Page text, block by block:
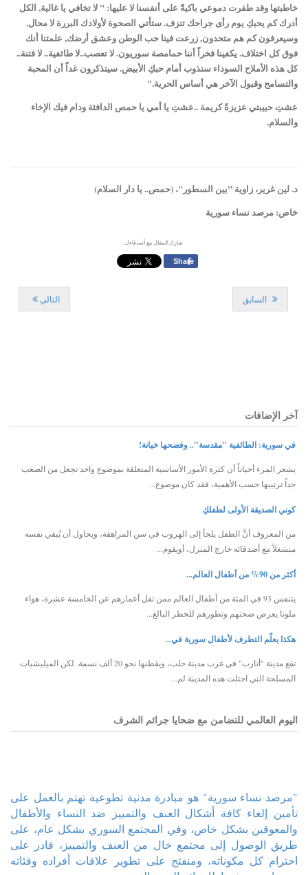
خاطبتها وقد طفرت دموعي باكيةً على أنفسنا لا عليها: " لا تخافي يا غالية, الكل
أدرك كم يحبكِ يوم رأى جراحك تنزف. ستأتي الصحوة لأولادك البررة لا محال,
وسيعرفون كم هم متحدون, زرعت فينا حب الوطن وعشق أرضك, علمتنا أنك
فوق كل اختلاف. يكفينا فخراً أننا حمامصة سوريون. لا تعصب..لا طائفية.. لا فتنة..
كل هذه الأملاح السوداء ستذوب أمام حبكِ الأبيض. سيتذكرون غداً أن المحبة
والتسامح وقبول الآخر هي أساس الحرية."
عشتِ حبيبتي عزيزةً كريمة ..عشتِ يا أمي يا حمص الدافئة ودام فيك الإخاء
والسلام.
د. لين غرير، زاوية "بين السطور"، (حمص.. يا دار السلام)
خاص: مرصد نساء سورية
شارك المقال مع أصدقاءك..
f
Share
السابق التالي
آخر الإضافات
في سورية: الطائفية "مقدسة".. وفضحها خيانة!
يشعر المرء أحياناً أن كثرة الأمور الأساسية المتعلقة بموضوع واحد تجعل من الصعب
جداً ترتيبها حسب الأهمية، فقد كان موضوع...
كوني الصديقة الأولى لطفلكِ
من المعروف أنَّ الطفل يلجأ إلى الهروب في سن المراهقة، ويحاول أن يُبقي نفسه
منشغلاً مع أصدقائه خارج المنزل، أويقوم...
أكثر من 90% من أطفال العالم...
يتنفس 93 في المئة من أطفال العالم ممن تقل أعمارهم عن الخامسة عشرة، هواء
ملوثا يعرض صحتهم وتطورهم للخطر البالغ...
هكذا يعلّم التطرف لأطفال سورية في...
تقع مدينة "أتارب" في غرب مدينة حلب، ويقطنها نحو 20 ألف نسمة. لكن الميليشيات
المسلحة التي احتلت هذه المدينة لم...
اليوم العالمي للتضامن مع ضحايا جرائم الشرف
"مرصد نساء سورية" هو مبادرة مدنية تطوعية تهتم بالعمل على
تأمين إلغاء كافة أشكال العنف والتمييز ضد النساء والأطفال
والمعوقين بشكل خاص، وفي المجتمع السوري بشكل عام، على
طريق الوصول إلى مجتمع خال من العنف والتمييز، قادر على
احترام كل مكوناته، ومنفتح على تطوير علاقات أفراده وفئاته